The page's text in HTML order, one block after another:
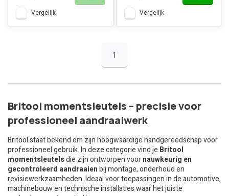
Vergelijk Vergelijk
1
Britool momentsleutels – precisie voor
professioneel aandraaiwerk
Britool staat bekend om zijn hoogwaardige handgereedschap voor
professioneel gebruik. In deze categorie vind je Britool
momentsleutelsdie zijn ontworpen voornauwkeurig en
gecontroleerd aandraaienbij montage, onderhoud en
revisiewerkzaamheden. Ideaal voor toepassingen in de automotive,
machinebouw en technische installaties waar het juiste